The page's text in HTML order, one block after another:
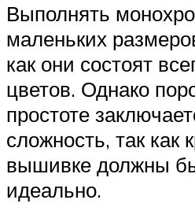
Выполнять
маленьких
как они состоят
цветов. Однако
простоте
сложность, так как
вышивке должны
идеально.